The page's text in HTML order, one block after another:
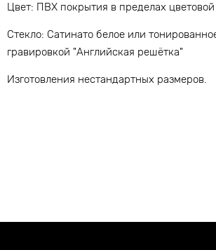
Цвет: ПВХ покрытия в пределах
Стекло: Сатинато белое или
гравировкой "Английская решётка"
Изготовления нестандартных размеров.